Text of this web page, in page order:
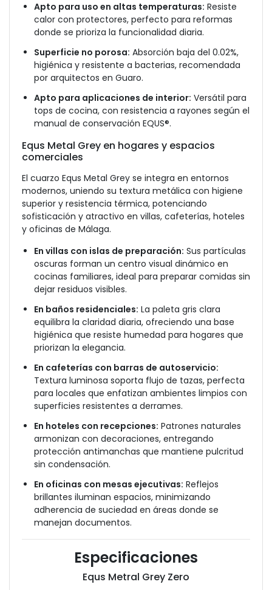
Apto para uso en altas temperaturas: Resiste
calor con protectores, perfecto para reformas
donde se prioriza la funcionalidad diaria.
Superficie no porosa: Absorción baja del 0.02%,
higiénica y resistente a bacterias, recomendada
por arquitectos en Guaro.
Apto para aplicaciones de interior: Versátil para
tops de cocina, con resistencia a rayones según el
manual de conservación EQUS®.
Equs Metal Grey en hogares y espacios
comerciales
El cuarzo Equs Metal Grey se integra en entornos
modernos, uniendo su textura metálica con higiene
superior y resistencia térmica, potenciando
sofisticación y atractivo en villas, cafeterías, hoteles
y oficinas de Málaga.
En villas con islas de preparación: Sus partículas
oscuras forman un centro visual dinámico en
cocinas familiares, ideal para preparar comidas sin
dejar residuos visibles.
En baños residenciales: La paleta gris clara
equilibra la claridad diaria, ofreciendo una base
higiénica que resiste humedad para hogares que
priorizan la elegancia.
En cafeterías con barras de autoservicio:
Textura luminosa soporta flujo de tazas, perfecta
para locales que enfatizan ambientes limpios con
superficies resistentes a derrames.
En hoteles con recepciones: Patrones naturales
armonizan con decoraciones, entregando
protección antimanchas que mantiene pulcritud
sin condensación.
En oficinas con mesas ejecutivas: Reflejos
brillantes iluminan espacios, minimizando
adherencia de suciedad en áreas donde se
manejan documentos.
Especificaciones
Equs Metral Grey Zero